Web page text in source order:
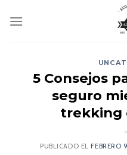
5 Consejos
seguro
trekking
PUBLICADO EL FEBRERO